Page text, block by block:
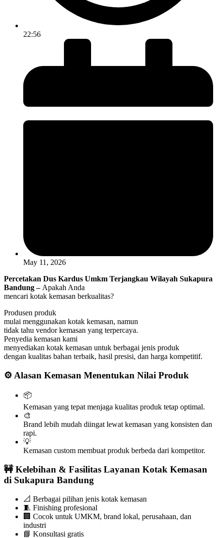
22:56
May 11, 2026
Percetakan Dus Kardus Umkm Terjangkau Wilayah Sukapura
Bandung – Apakah Anda
mencari kotak kemasan berkualitas?
Produsen produk
mulai menggunakan kotak kemasan, namun
tidak tahu vendor kemasan yang terpercaya.
Penyedia kemasan kami
menyediakan kotak kemasan untuk berbagai jenis produk
dengan kualitas bahan terbaik, hasil presisi, dan harga kompetitif.
⚙️ Alasan Kemasan Menentukan Nilai Produk
📦
Kemasan yang tepat menjaga kualitas produk tetap optimal.
🎨
Brand lebih mudah diingat lewat kemasan yang konsisten dan
rapi.
💡
Kemasan custom membuat produk berbeda dari kompetitor.
🚧 Kelebihan & Fasilitas Layanan Kotak Kemasan
di Sukapura Bandung
📐 Berbagai pilihan jenis kotak kemasan
🧵 Finishing profesional
🏢 Cocok untuk UMKM, brand lokal, perusahaan, dan
industri
📘 Konsultasi gratis